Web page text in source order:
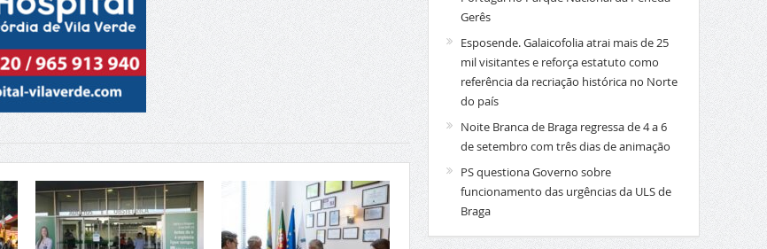
Gerês
Esposende. Galaicofolia atrai mais de 25
mil visitantes e reforça estatuto como
referência da recriação histórica no Norte
do país
Noite Branca de Braga regressa de 4 a 6
de setembro com três dias de animação
PS questiona Governo sobre
funcionamento das urgências da ULS de
Braga